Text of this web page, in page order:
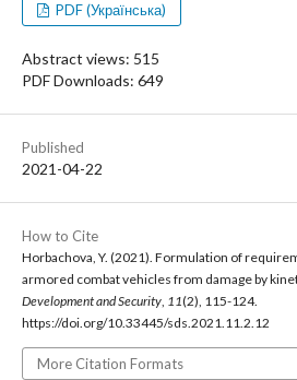
PDF (Українська)
Abstract views: 515
PDF Downloads: 649
Published
2021-04-22
How to Cite
Horbachova, Y. (2021). Formulation of
armored combat vehicles from damage by
Development and Security, 11(2), 115-124.
https://doi.org/10.33445/sds.2021.11.2.12
More Citation Formats